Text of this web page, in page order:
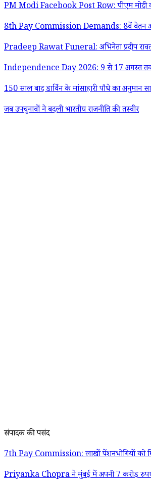
PM Modi Facebook Post Row: पीएम मोदी का
8th Pay Commission Demands: 8वें वेतन
Pradeep Rawat Funeral: अभिनेता प्रदीप
Independence Day 2026: 9 से 17 अगस्त तक
150 साल बाद डार्विन के मांसाहारी पौधे का अनुमान
जब उपचुनावों ने बदली भारतीय राजनीति की तस्वीर
संपादक की पसंद
7th Pay Commission: लाखों पेंशनभोगियों को
Priyanka Chopra ने मुंबई में अपनी 7 करोड़ रुपए